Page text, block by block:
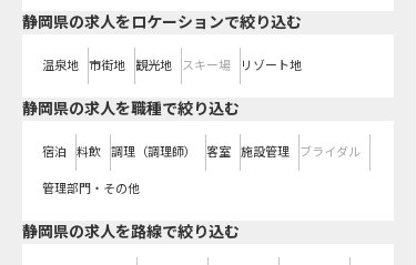
静岡県の求人をロケーションで絞り込む
温泉地 市街地 観光地 スキー場 リゾート地
静岡県の求人を職種で絞り込む
宿泊 料飲 調理（調理師） 客室 施設管理 ブライダル
管理部門・その他
静岡県の求人を路線で絞り込む